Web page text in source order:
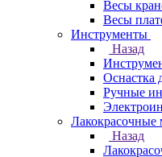
Весы
Весы
Инструменты
Назад
Оснастка
Ручные
Лакокрасочные
Назад